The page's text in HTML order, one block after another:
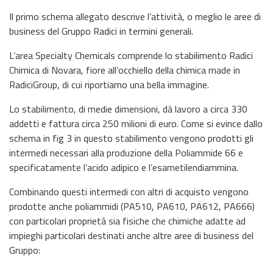
Il primo schema allegato descrive l’attività, o meglio le aree di
business del Gruppo Radici in termini generali.
L’area Specialty Chemicals comprende lo stabilimento Radici
Chimica di Novara, fiore all’occhiello della chimica made in
RadiciGroup, di cui riportiamo una bella immagine.
Lo stabilimento, di medie dimensioni, dà lavoro a circa 330
addetti e fattura circa 250 milioni di euro. Come si evince dallo
schema in fig 3 in questo stabilimento vengono prodotti gli
intermedi necessari alla produzione della Poliammide 66 e
specificatamente l’acido adipico e l’esametilendiammina.
Combinando questi intermedi con altri di acquisto vengono
prodotte anche poliammidi (PA510, PA610, PA612, PA666)
con particolari proprietà sia fisiche che chimiche adatte ad
impieghi particolari destinati anche altre aree di business del
Gruppo: